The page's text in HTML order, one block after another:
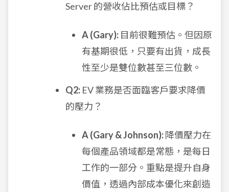
Server 的營收佔比預估或目標？
A (Gary): 目前很難預估。但因原
有基期很低，只要有出貨，成長
性至少是雙位數甚至三位數。
Q2: EV 業務是否面臨客戶要求降價
的壓力？
A (Gary & Johnson):降價壓力在
每個產品領域都是常態，是每日
工作的一部分。重點是提升自身
價值，透過內部成本優化來創造